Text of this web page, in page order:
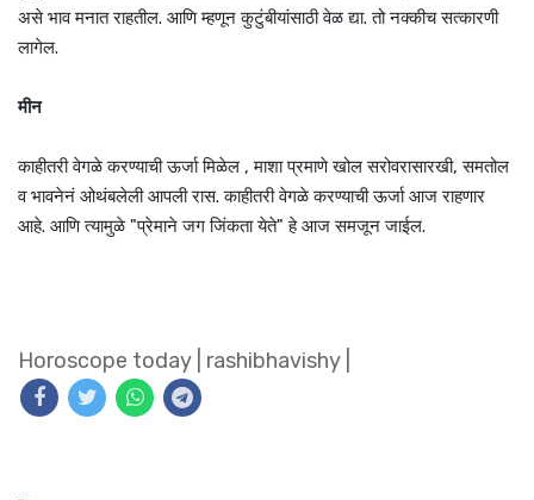
असे भाव मनात राहतील. आणि म्हणून कुटुंबीयांसाठी वेळ द्या. तो नक्कीच सत्कारणी
लागेल.
मीन
काहीतरी वेगळे करण्याची ऊर्जा मिळेल , माशा प्रमाणे खोल सरोवरासारखी, समतोल
व भावनेनं ओथंबलेली आपली रास. काहीतरी वेगळे करण्याची ऊर्जा आज राहणार
आहे. आणि त्यामुळे "प्रेमाने जग जिंकता येते" हे आज समजून जाईल.
Horoscope today rashibhavishy